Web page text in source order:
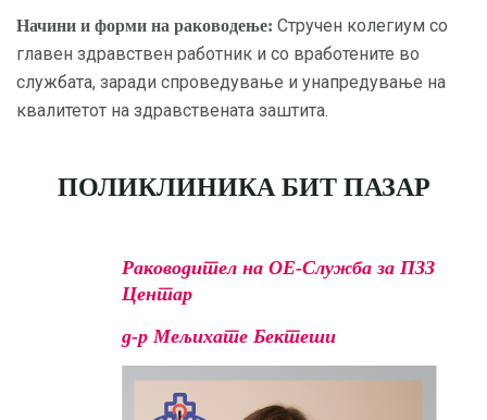
Начини и форми на раководење: Стручен колегиум со
главен здравствен работник и со вработените во
службата, заради спроведување и унапредување на
квалитетот на здравствената заштита.
ПОЛИКЛИНИКА БИТ ПАЗАР
Раководител на ОЕ-Служба за ПЗЗ
Центар
д-р Мељихате Бектеши